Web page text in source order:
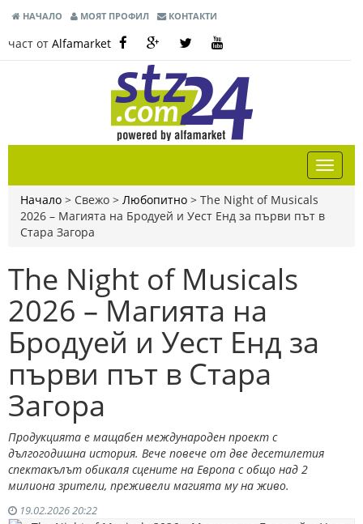
НАЧАЛО МОЯТ ПРОФИЛ КОНТАКТИ
част от Alfamarket
Начало > Свежо > Любопитно > The Night of Musicals
2026 – Магията на Бродуей и Уест Енд за първи път в
Стара Загора
The Night of Musicals
2026 – Магията на
Бродуей и Уест Енд за
първи път в Стара
Загора
Продукцията е мащабен международен проект с
дългогодишна история. Вече повече от две десетилетия
спектакълът обикаля сцените на Европа с общо над 2
милиона зрители, преживели магията му на живо.
19.02.2026 20:22